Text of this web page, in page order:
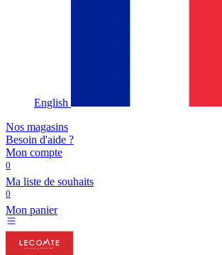
English
Nos magasins
Besoin d'aide ?
Mon compte
0
Ma liste de souhaits
0
Mon panier